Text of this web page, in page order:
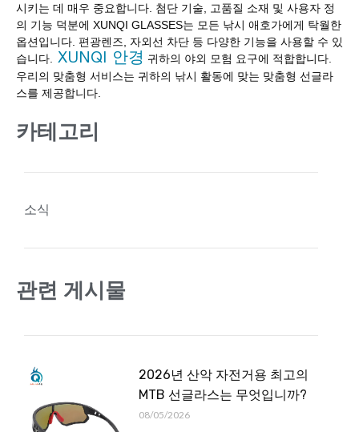
시키는 데 매우 중요합니다. 첨단 기술, 고품질 소재 및 사용자 정
의 기능 덕분에 XUNQI GLASSES는 모든 낚시 애호가에게 탁월한
옵션입니다. 편광렌즈, 자외선 차단 등 다양한 기능을 사용할 수 있
습니다.
XUNQI 안경 귀하의 야외 모험 요구에 적합합니다.
우리의 맞춤형 서비스는 귀하의 낚시 활동에 맞는 맞춤형 선글라
스를 제공합니다.
카테고리
소식
관련 게시물
2026년 산악 자전거용 최고의
MTB 선글라스는 무엇입니까?
08/05/2026